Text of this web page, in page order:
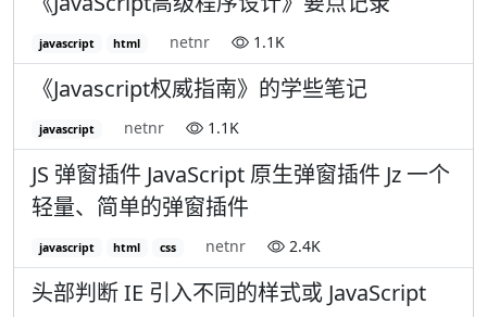
javascript html netnr 1.1K
《Javascript权威指南》的学些笔记
javascript netnr 1.1K
JS 弹窗插件 JavaScript 原生弹窗插件 Jz 一个
轻量、简单的弹窗插件
javascript html css netnr 2.4K
头部判断 IE 引入不同的样式或 JavaScript